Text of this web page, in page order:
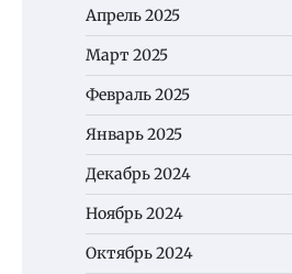
Апрель 2025
Март 2025
Февраль 2025
Январь 2025
Декабрь 2024
Ноябрь 2024
Октябрь 2024